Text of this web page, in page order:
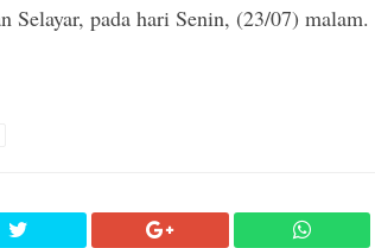
Selayar, pada hari Senin, (23/07) malam.